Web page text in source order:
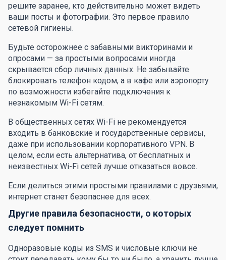
решите заранее, кто действительно может видеть
ваши посты и фотографии. Это первое правило
сетевой гигиены.
Будьте осторожнее с забавными викторинами и
опросами — за простыми вопросами иногда
скрывается сбор личных данных. Не забывайте
блокировать телефон кодом, а в кафе или аэропорту
по возможности избегайте подключения к
незнакомым Wi-Fi сетям.
В общественных сетях Wi-Fi не рекомендуется
входить в банковские и государственные сервисы,
даже при использовании корпоративного VPN. В
целом, если есть альтернатива, от бесплатных и
неизвестных Wi-Fi сетей лучше отказаться вовсе.
Если делиться этими простыми правилами с друзьями,
интернет станет безопаснее для всех.
Другие правила безопасности, о которых
следует помнить
Одноразовые коды из SMS и числовые ключи не